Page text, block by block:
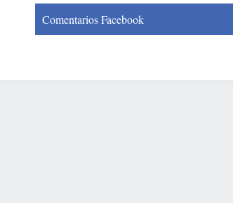
Comentarios Facebook